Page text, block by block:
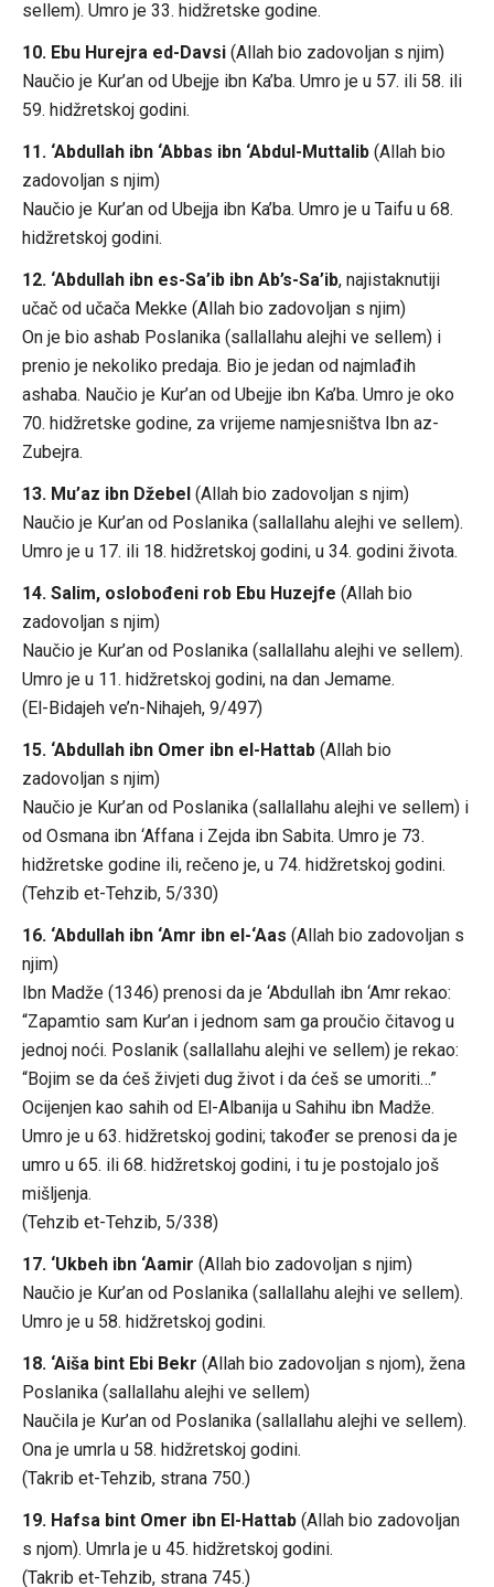
sellem). Umro je 33. hidžretske godine.
10. Ebu Hurejra ed-Davsi(Allah bio zadovoljan s njim)
Naučio je Kur’an od Ubejje ibn Ka’ba. Umro je u 57. ili 58. ili
59. hidžretskoj godini.
11. ‘Abdullah ibn ‘Abbas ibn ‘Abdul-Muttalib(Allah bio
zadovoljan s njim)
Naučio je Kur’an od Ubejja ibn Ka’ba. Umro je u Taifu u 68.
hidžretskoj godini.
12. ‘Abdullah ibn es-Sa’ib ibn Ab’s-Sa’ib, najistaknutiji
učač od učača Mekke (Allah bio zadovoljan s njim)
On je bio ashab Poslanika (sallallahu alejhi ve sellem) i
prenio je nekoliko predaja. Bio je jedan od najmlađih
ashaba. Naučio je Kur’an od Ubejje ibn Ka’ba. Umro je oko
70. hidžretske godine, za vrijeme namjesništva Ibn az-
Zubejra.
13. Mu’az ibn Džebel(Allah bio zadovoljan s njim)
Naučio je Kur’an od Poslanika (sallallahu alejhi ve sellem).
Umro je u 17. ili 18. hidžretskoj godini, u 34. godini života.
14. Salim, oslobođeni rob Ebu Huzejfe (Allah bio
zadovoljan s njim)
Naučio je Kur’an od Poslanika (sallallahu alejhi ve sellem).
Umro je u 11. hidžretskoj godini, na dan Jemame.
(El-Bidajeh ve’n-Nihajeh, 9/497)
15. ‘Abdullah ibn Omer ibn el-Hattab(Allah bio
zadovoljan s njim)
Naučio je Kur’an od Poslanika (sallallahu alejhi ve sellem) i
od Osmana ibn ‘Affana i Zejda ibn Sabita. Umro je 73.
hidžretske godine ili, rečeno je, u 74. hidžretskoj godini.
(Tehzib et-Tehzib, 5/330)
16. ‘Abdullah ibn ‘Amr ibn el-‘Aas (Allah bio zadovoljan s
njim)
Ibn Madže (1346) prenosi da je ‘Abdullah ibn ‘Amr rekao:
“Zapamtio sam Kur’an i jednom sam ga proučio čitavog u
jednoj noći. Poslanik (sallallahu alejhi ve sellem) je rekao:
“Bojim se da ćeš živjeti dug život i da ćeš se umoriti…”
Ocijenjen kao sahih od El-Albanija u Sahihu ibn Madže.
Umro je u 63. hidžretskoj godini; također se prenosi da je
umro u 65. ili 68. hidžretskoj godini, i tu je postojalo još
mišljenja.
(Tehzib et-Tehzib, 5/338)
17. ‘Ukbeh ibn ‘Aamir (Allah bio zadovoljan s njim)
Naučio je Kur’an od Poslanika (sallallahu alejhi ve sellem).
Umro je u 58. hidžretskoj godini.
18. ‘Aiša bint Ebi Bekr (Allah bio zadovoljan s njom), žena
Poslanika (sallallahu alejhi ve sellem)
Naučila je Kur’an od Poslanika (sallallahu alejhi ve sellem).
Ona je umrla u 58. hidžretskoj godini.
(Takrib et-Tehzib, strana 750.)
19. Hafsa bint Omer ibn El-Hattab(Allah bio zadovoljan
s njom). Umrla je u 45. hidžretskoj godini.
(Takrib et-Tehzib, strana 745.)